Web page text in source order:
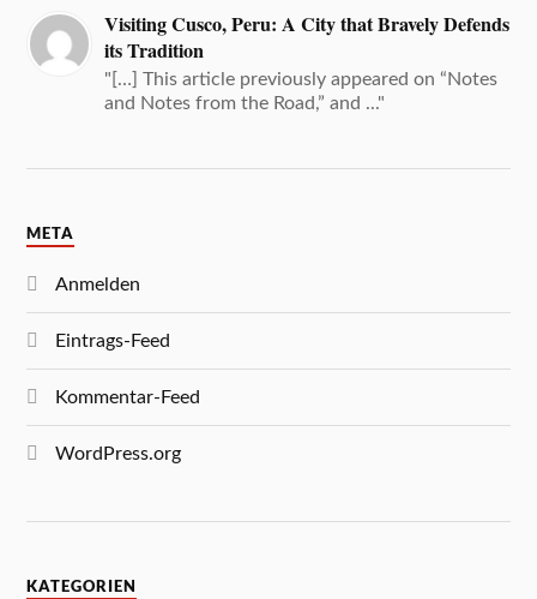
Visiting Cusco, Peru: A City that Bravely Defends
its Tradition
"[…] This article previously appeared on “Notes
and Notes from the Road,” and ..."
META
Anmelden
Eintrags-Feed
Kommentar-Feed
WordPress.org
KATEGORIEN